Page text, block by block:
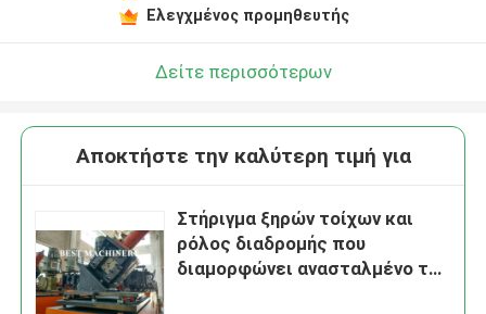
Ελεγχμένος προμηθευτής
Δείτε περισσότερων
Αποκτήστε την καλύτερη τιμή για
Στήριγμα ξηρών τοίχων και
ρόλος διαδρομής που
διαμορφώνει ανασταλμένο το